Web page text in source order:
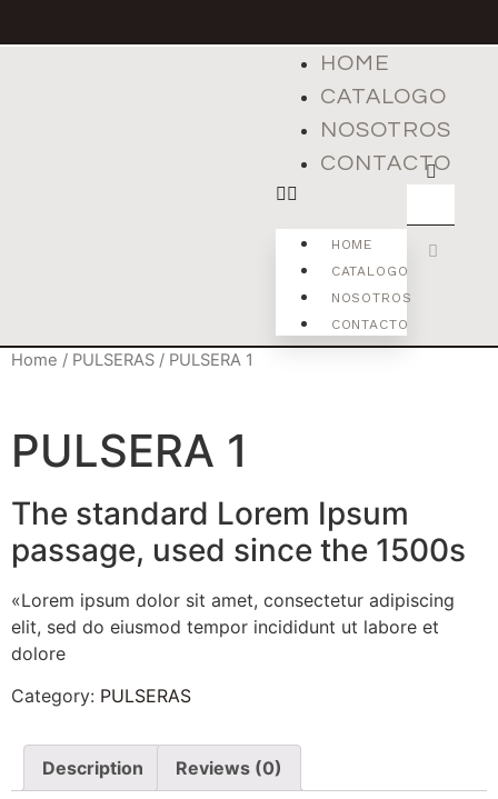
HOME
CATALOGO
NOSOTROS
CONTACTO
HOME
CATALOGO
NOSOTROS
CONTACTO
Home / PULSERAS / PULSERA 1
PULSERA 1
The standard Lorem Ipsum
passage, used since the 1500s
«Lorem ipsum dolor sit amet, consectetur adipiscing
elit, sed do eiusmod tempor incididunt ut labore et
dolore
Category: PULSERAS
Description Reviews (0)